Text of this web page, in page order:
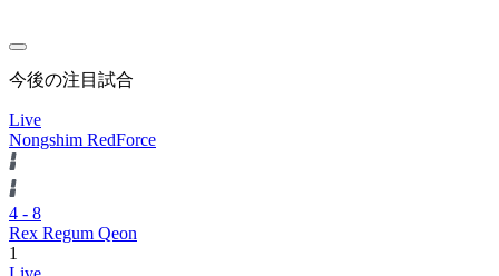
今後の注目試合
Live
Nongshim RedForce
4 - 8
Rex Regum Qeon
1